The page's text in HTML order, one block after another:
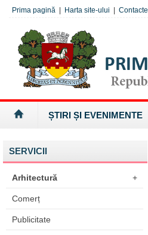
Prima pagină Harta site-ului Contacte
ȘTIRI ȘI EVENIMENTE
SERVICII
Arhitectură +
Comerț
Publicitate